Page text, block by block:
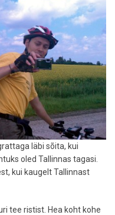
läbi sõita, kui
oled Tallinnas tagasi.
kui kaugelt Tallinnast
tee ristist. Hea koht kohe